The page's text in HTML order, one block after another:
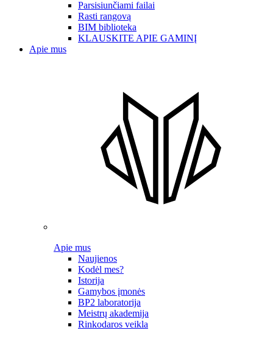
Parsisiunčiami failai
Rasti rangovą
BIM biblioteka
KLAUSKITE APIE GAMINĮ
Apie mus
Apie mus
Naujienos
Kodėl mes?
Istorija
Gamybos įmonės
BP2 laboratorija
Meistrų akademija
Rinkodaros veikla